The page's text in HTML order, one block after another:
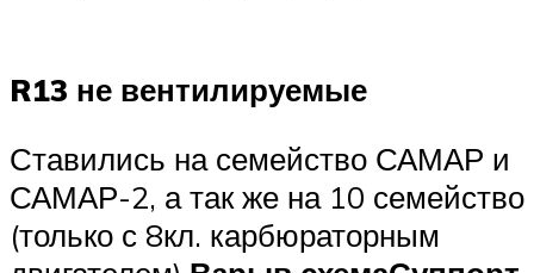
R13 не вентилируемые
Ставились на семейство САМАР и
САМАР-2, а так же на 10 семейство
(только с 8кл. карбюраторным